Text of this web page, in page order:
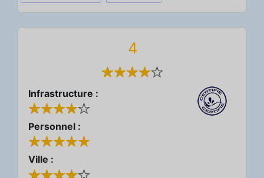
4
Infrastructure :
Personnel :
Ville :